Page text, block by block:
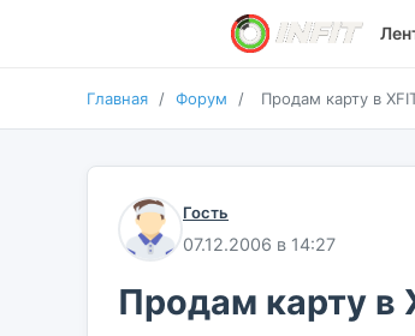
Главная / Форум / Продам карту в
Гость
07.12.2006 в 14:27
Продам карту в